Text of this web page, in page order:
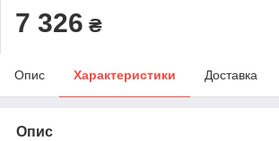
7 326 ₴
Опис Характеристики Доставка
Опис